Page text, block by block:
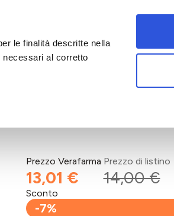
le finalità descritte nella
necessari al corretto
Prezzo Verafarma
13,01 €
Prezzo di listino
14,00 €
Sconto
-7%